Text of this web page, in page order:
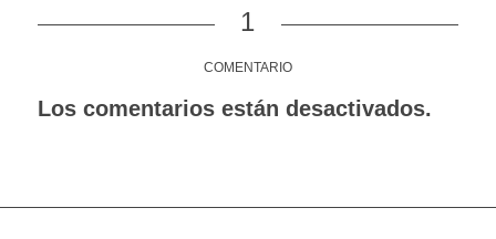
1
COMENTARIO
Los comentarios están desactivados.